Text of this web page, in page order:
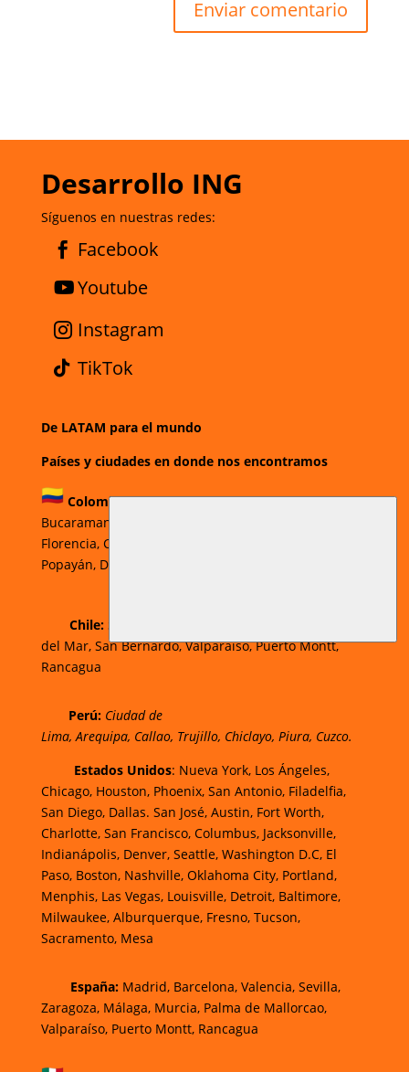
Desarrollo ING
Síguenos en nuestras redes:
Facebook
Youtube
Instagram
TikTok
De LATAM para el mundo
Países y ciudades en donde nos encontramos
Colombia: Bogotá,Cali, Medellín, Barranquilla,
Bucaramanga,
Florencia, Cartagena,
Popayán, Duitama,
Chile:Santiago, Puente Alto, Antofagasta, Viña
del Mar, San Bernardo, Valparaíso, Puerto Montt,
Rancagua
Perú: Ciudad de
Lima, Arequipa, Callao, Trujillo, Chiclayo, Piura, Cuzco.
Estados Unidos: Nueva York, Los Ángeles,
Chicago, Houston, Phoenix, San Antonio, Filadelfia,
San Diego, Dallas. San José, Austin, Fort Worth,
Charlotte, San Francisco, Columbus, Jacksonville,
Indianápolis, Denver, Seattle, Washington D.C, El
Paso, Boston, Nashville, Oklahoma City, Portland,
Menphis, Las Vegas, Louisville, Detroit, Baltimore,
Milwaukee, Alburquerque, Fresno, Tucson,
Sacramento, Mesa
España: Madrid, Barcelona, Valencia, Sevilla,
Zaragoza, Málaga, Murcia, Palma de Mallorcao,
Valparaíso, Puerto Montt, Rancagua